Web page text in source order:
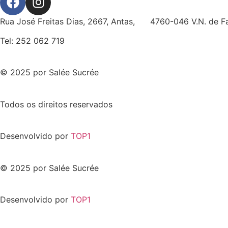
Rua José Freitas Dias, 2667, Antas, 4760-046 V.N. de
Tel: 252 062 719
© 2025 por Salée Sucrée
Todos os direitos reservados
Desenvolvido por TOP1
© 2025 por Salée Sucrée
Desenvolvido por TOP1